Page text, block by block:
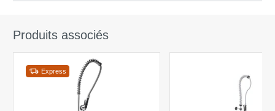
Produits associés
Express